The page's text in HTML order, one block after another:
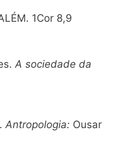
1Cor 8,9
A sociedade da
Antropologia: Ousar